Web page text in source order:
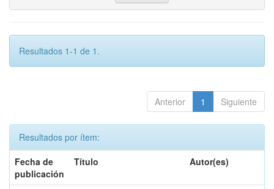
Resultados 1-1 de 1.
Anterior 1 Siguiente
Resultados por ítem:
Fecha de
publicación
Título Autor(es)